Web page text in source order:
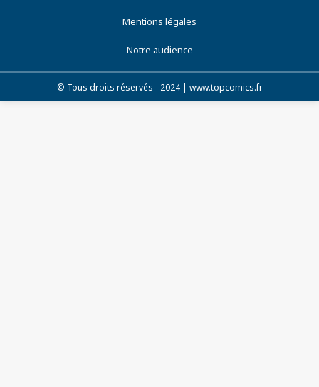
Mentions légales
Notre audience
© Tous droits réservés - 2024 | www.topcomics.fr